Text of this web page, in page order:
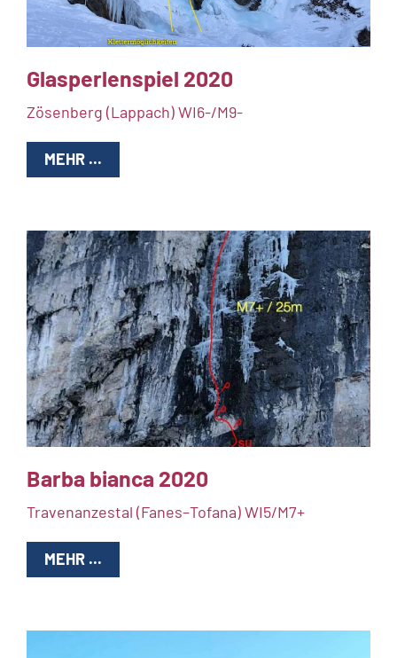
Glasperlenspiel 2020
Zösenberg (Lappach) WI6-/M9-
MEHR ...
Barba bianca 2020
Travenanzestal (Fanes–Tofana) WI5/M7+
MEHR ...